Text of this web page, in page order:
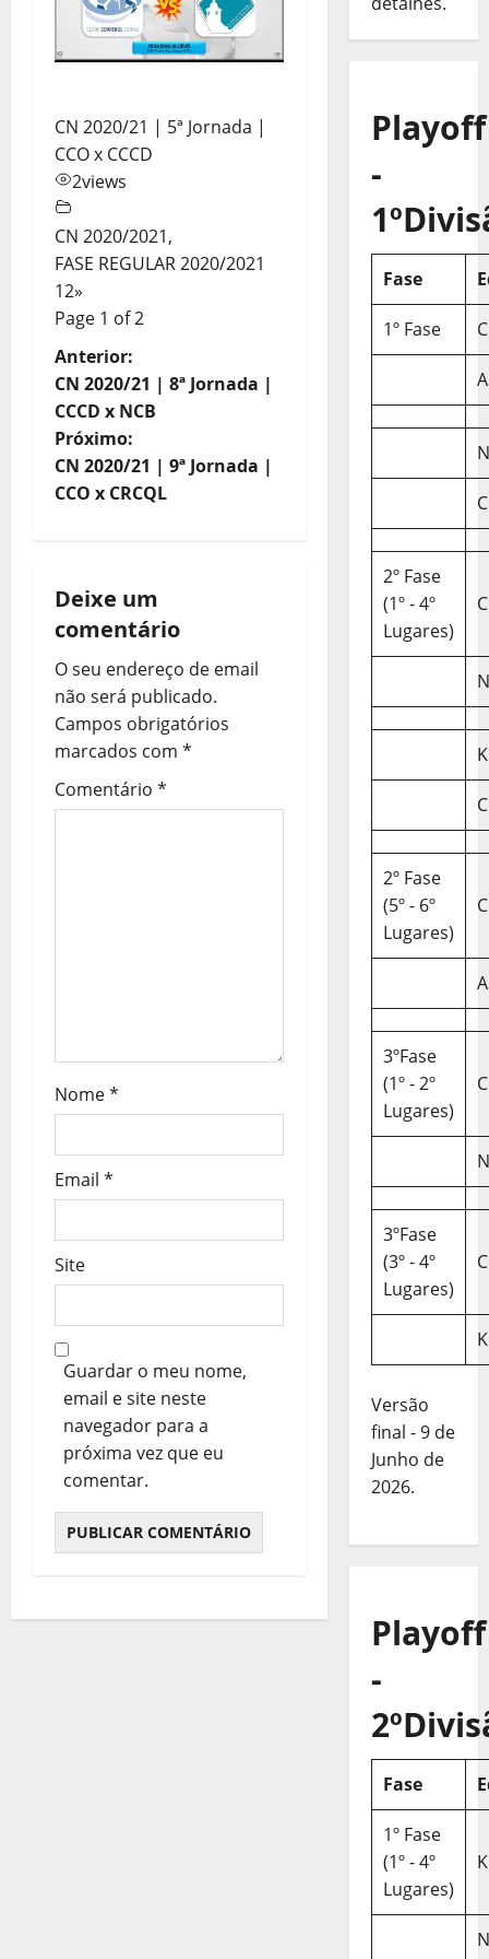
CN 2020/21 | 5ª Jornada |
CCO x CCCD
2views
CN 2020/2021,
FASE REGULAR 2020/2021
12»
Page 1 of 2
N
a
v
e
a
ç
ã
o
d
e
g
o
s
Anterior:
CN 2020/21 | 8ª Jornada |
CCCD x NCB
Próximo:
CN 2020/21 | 9ª Jornada |
CCO x CRCQL
Deixe um
comentário
O seu endereço de email
não será publicado.
Campos obrigatórios
marcados com *
Comentário *
Nome*
Email *
Site
Guardar o meu nome,
email e site neste
navegador para a
próxima vez que eu
comentar.
Playoff
-
Fase
1º Fase
2º Fase
(1º - 4º
Lugares)
2º Fase
(5º - 6º
Lugares)
3ºFase
(1º - 2º
Lugares)
3ºFase
(3º - 4º
Lugares)
Versão
final - 9 de
Junho de
2026.
Playoff
-
Fase
1º Fase
(1º - 4º
Lugares)